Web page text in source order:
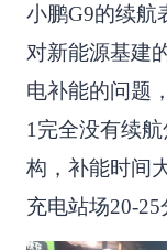
小鹏G9的续航
对新能源基建
电补能的问题
1完全没有续
构，补能时间
充电站场20-25